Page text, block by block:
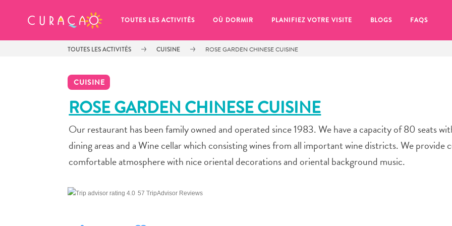
TOUTES LES ACTIVITÉS OÙ DORMIR PLANIFIEZ VOTRE VISITE BLOGS FAQS
TOUTES LES ACTIVITÉS CUISINE ROSE GARDEN CHINESE CUISINE
CUISINE
ROSE GARDEN CHINESE CUISINE
Our restaurant has been family owned and operated since 1983. We have a capacity of 80 seats
dining areas and a Wine cellar which consisting wines from all important wine districts. We provide
comfortable atmosphere with nice oriental decorations and oriental background music.
57 TripAdvisor Reviews
MES FAVORIS
It looks like you haven’t saved any